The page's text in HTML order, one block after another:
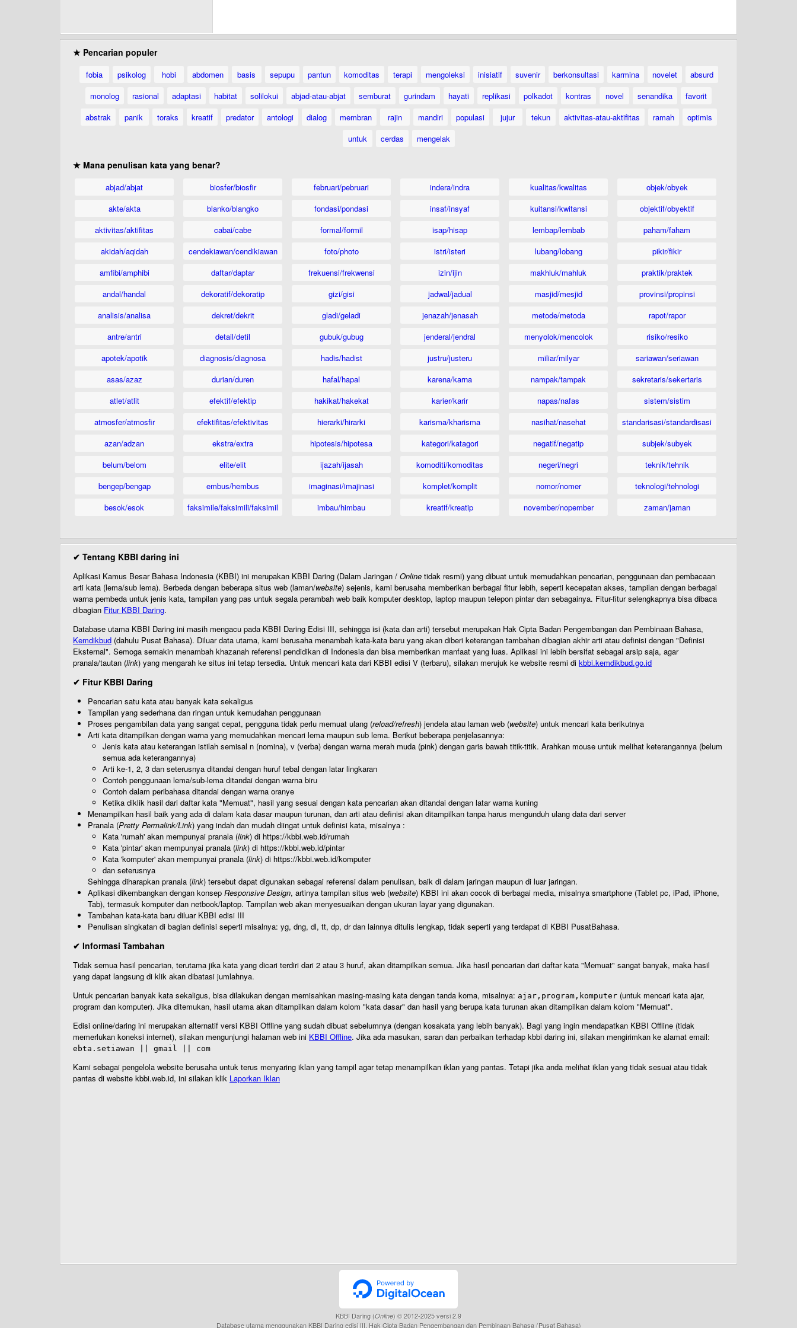
★ Pencarian populer
fobia psikolog hobi abdomen basis sepupu pantun komoditas terapi mengoleksi inisiatif suvenir berkonsultasi karmina novelet
absurd
monolog
rasional adaptasi habitat solilokui abjad-atau-abjat semburat gurindam hayati replikasi polkadot kontras novel senandika
favorit
abstrak
panik toraks kreatif predator antologi dialog membran rajin mandiri populasi jujur tekun aktivitas-atau-aktifitas ramah
optimis
untuk
cerdas mengelak
★ Mana penulisan kata yang benar?
abjad/abjat
akte/akta
aktivitas/aktifitas
akidah/aqidah
amfibi/amphibi
andal/handal
analisis/analisa
antre/antri
apotek/apotik
asas/azaz
atlet/atlit
atmosfer/atmosfir
azan/adzan
belum/belom
bengep/bengap
besok/esok
biosfer/biosfir
blanko/blangko
cabai/cabe
cendekiawan/cendikiawan
daftar/daptar
dekoratif/dekoratip
dekret/dekrit
detail/detil
diagnosis/diagnosa
durian/duren
efektif/efektip
efektifitas/efektivitas
ekstra/extra
elite/elit
embus/hembus
faksimile/faksimili/faksimil
februari/pebruari
fondasi/pondasi
formal/formil
foto/photo
frekuensi/frekwensi
gizi/gisi
gladi/geladi
gubuk/gubug
hadis/hadist
hafal/hapal
hakikat/hakekat
hierarki/hirarki
hipotesis/hipotesa
ijazah/ijasah
imaginasi/imajinasi
imbau/himbau
indera/indra
insaf/insyaf
isap/hisap
istri/isteri
izin/ijin
jadwal/jadual
jenazah/jenasah
jenderal/jendral
justru/justeru
karena/karna
karier/karir
karisma/kharisma
kategori/katagori
komoditi/komoditas
komplet/komplit
kreatif/kreatip
kualitas/kwalitas
kuitansi/kwitansi
lembap/lembab
lubang/lobang
makhluk/mahluk
masjid/mesjid
metode/metoda
menyolok/mencolok
miliar/milyar
nampak/tampak
napas/nafas
nasihat/nasehat
negatif/negatip
negeri/negri
nomor/nomer
november/nopember
objek/obyek
objektif/obyektif
paham/faham
pikir/fikir
praktik/praktek
provinsi/propinsi
rapot/rapor
risiko/resiko
sariawan/seriawan
sekretaris/sekertaris
sistem/sistim
standarisasi/standardisasi
subjek/subyek
teknik/tehnik
teknologi/tehnologi
zaman/jaman
✔ Tentang KBBI daring ini
Aplikasi Kamus Besar Bahasa Indonesia (KBBI) ini merupakan KBBI Daring (Dalam Jaringan / Online tidak resmi) yang dibuat untuk memudahkan pencarian, penggunaan dan pembacaan
arti kata (lema/sub lema). Berbeda dengan beberapa situs web (laman/website) sejenis, kami berusaha memberikan berbagai fitur lebih, seperti kecepatan akses, tampilan dengan berbagai
warna pembeda untuk jenis kata, tampilan yang pas untuk segala perambah web baik komputer desktop, laptop maupun telepon pintar dan sebagainya. Fitur-fitur selengkapnya bisa dibaca
dibagian Fitur KBBI Daring.
Database utama KBBI Daring ini masih mengacu pada KBBI Daring Edisi III, sehingga isi (kata dan arti) tersebut merupakan Hak Cipta Badan Pengembangan dan Pembinaan Bahasa,
Kemdikbud (dahulu Pusat Bahasa). Diluar data utama, kami berusaha menambah kata-kata baru yang akan diberi keterangan tambahan dibagian akhir arti atau definisi dengan "Definisi
Eksternal". Semoga semakin menambah khazanah referensi pendidikan di Indonesia dan bisa memberikan manfaat yang luas. Aplikasi ini lebih bersifat sebagai arsip saja, agar
pranala/tautan (link) yang mengarah ke situs ini tetap tersedia. Untuk mencari kata dari KBBI edisi V (terbaru), silakan merujuk ke website resmi di kbbi.kemdikbud.go.id
✔ Fitur KBBI Daring
Pencarian satu kata atau banyak kata sekaligus
Tampilan yang sederhana dan ringan untuk kemudahan penggunaan
Proses pengambilan data yang sangat cepat, pengguna tidak perlu memuat ulang (reload/refresh) jendela atau laman web (website) untuk mencari kata berikutnya
Arti kata ditampilkan dengan warna yang memudahkan mencari lema maupun sub lema. Berikut beberapa penjelasannya:
Jenis kata atau keterangan istilah semisal n (nomina), v (verba) dengan warna merah muda (pink) dengan garis bawah titik-titik. Arahkan mouse untuk melihat keterangannya (belum
semua ada keterangannya)
Arti ke-1, 2, 3 dan seterusnya ditandai dengan huruf tebal dengan latar lingkaran
Contoh penggunaan lema/sub-lema ditandai dengan warna biru
Contoh dalam peribahasa ditandai dengan warna oranye
Ketika diklik hasil dari daftar kata "Memuat", hasil yang sesuai dengan kata pencarian akan ditandai dengan latar warna kuning
Menampilkan hasil baik yang ada di dalam kata dasar maupun turunan, dan arti atau definisi akan ditampilkan tanpa harus mengunduh ulang data dari server
Pranala (Pretty Permalink/Link) yang indah dan mudah diingat untuk definisi kata, misalnya :
Kata 'rumah' akan mempunyai pranala (link) di https://kbbi.web.id/rumah
Kata 'pintar' akan mempunyai pranala (link) di https://kbbi.web.id/pintar
Kata 'komputer' akan mempunyai pranala (link) di https://kbbi.web.id/komputer
dan seterusnya
Sehingga diharapkan pranala (link) tersebut dapat digunakan sebagai referensi dalam penulisan, baik di dalam jaringan maupun di luar jaringan.
Aplikasi dikembangkan dengan konsep Responsive Design, artinya tampilan situs web (website) KBBI ini akan cocok di berbagai media, misalnya smartphone (Tablet pc, iPad, iPhone,
Tab), termasuk komputer dan netbook/laptop. Tampilan web akan menyesuaikan dengan ukuran layar yang digunakan.
Tambahan kata-kata baru diluar KBBI edisi III
Penulisan singkatan di bagian definisi seperti misalnya: yg, dng, dl, tt, dp, dr dan lainnya ditulis lengkap, tidak seperti yang terdapat di KBBI PusatBahasa.
✔ Informasi Tambahan
Tidak semua hasil pencarian, terutama jika kata yang dicari terdiri dari 2 atau 3 huruf, akan ditampilkan semua. Jika hasil pencarian dari daftar kata "Memuat" sangat banyak, maka hasil
yang dapat langsung di klik akan dibatasi jumlahnya.
Untuk pencarian banyak kata sekaligus, bisa dilakukan dengan memisahkan masing-masing kata dengan tanda koma, misalnya: ajar,program,komputer (untuk mencari kata ajar,
program dan komputer). Jika ditemukan, hasil utama akan ditampilkan dalam kolom "kata dasar" dan hasil yang berupa kata turunan akan ditampilkan dalam kolom "Memuat".
Edisi online/daring ini merupakan alternatif versi KBBI Offline yang sudah dibuat sebelumnya (dengan kosakata yang lebih banyak). Bagi yang ingin mendapatkan KBBI Offline (tidak
memerlukan koneksi internet), silakan mengunjungi halaman web ini KBBI Offline. Jika ada masukan, saran dan perbaikan terhadap kbbi daring ini, silakan mengirimkan ke alamat email:
ebta.setiawan || gmail || com
Kami sebagai pengelola website berusaha untuk terus menyaring iklan yang tampil agar tetap menampilkan iklan yang pantas. Tetapi jika anda melihat iklan yang tidak sesuai atau tidak
pantas di website kbbi.web.id, ini silakan klik Laporkan Iklan
KBBI Daring (Online) © 2012-2025 versi 2.9
Database utama menggunakan KBBI Daring edisi III, Hak Cipta Badan Pengembangan dan Pembinaan Bahasa (Pusat Bahasa)